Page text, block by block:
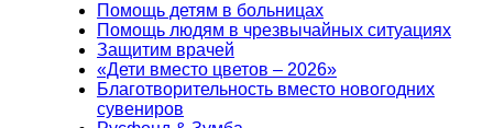
Помощь детям в больницах
Помощь людям в чрезвычайных ситуациях
Защитим врачей
«Дети вместо цветов – 2026»
Благотворительность вместо новогодних
сувениров